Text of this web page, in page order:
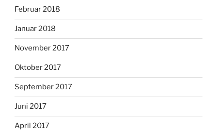
Februar 2018
Januar 2018
November 2017
Oktober 2017
September 2017
Juni 2017
April 2017